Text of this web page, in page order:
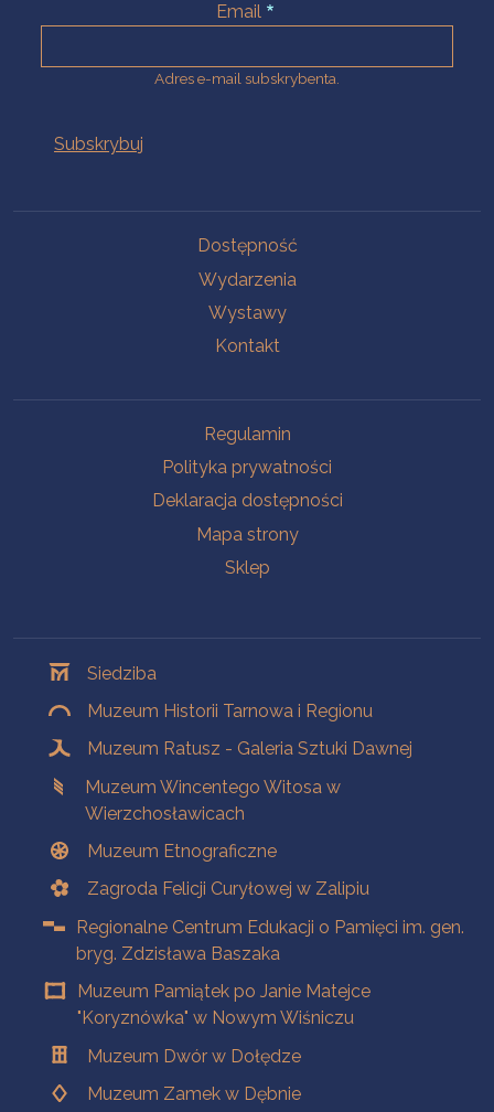
Email
Adres e-mail subskrybenta.
Dostępność
Wydarzenia
Wystawy
Kontakt
Regulamin
Polityka prywatności
Deklaracja dostępności
Mapa strony
Sklep
Siedziba
Muzeum Historii Tarnowa i Regionu
Muzeum Ratusz - Galeria Sztuki Dawnej
Muzeum Wincentego Witosa w
Wierzchosławicach
Muzeum Etnograficzne
Zagroda Felicji Curyłowej w Zalipiu
Regionalne Centrum Edukacji o Pamięci im. gen.
bryg. Zdzisława Baszaka
Muzeum Pamiątek po Janie Matejce
"Koryznówka" w Nowym Wiśniczu
Muzeum Dwór w Dołędze
Muzeum Zamek w Dębnie